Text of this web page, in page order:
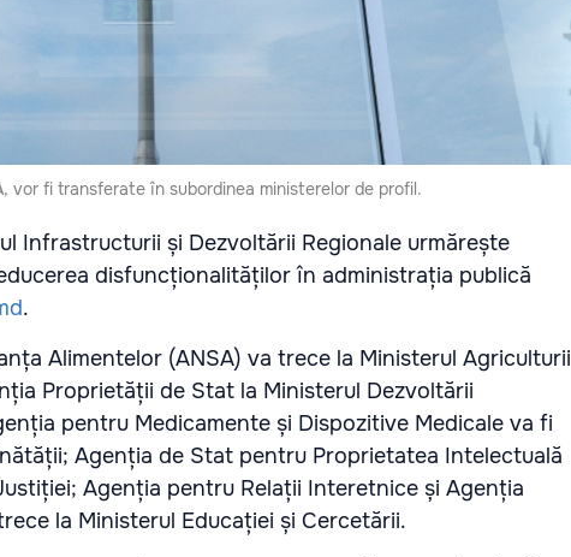
vor fi transferate în subordinea ministerelor de profil.
Infrastructurii și Dezvoltării Regionale urmărește
disfuncționalităților în administrația publică
.
Alimentelor (ANSA) va trece la Ministerul Agriculturii
Proprietății de Stat la Ministerul Dezvoltării
pentru Medicamente și Dispozitive Medicale va fi
Agenția de Stat pentru Proprietatea Intelectuală
Agenția pentru Relații Interetnice și Agenția
la Ministerul Educației și Cercetării.